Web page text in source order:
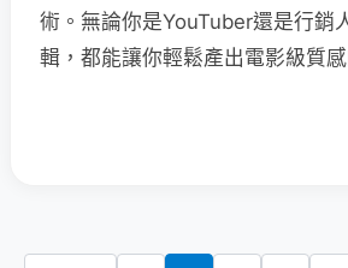
術。無論你是YouTuber還是行銷
輯，都能讓你輕鬆產出電影級質感